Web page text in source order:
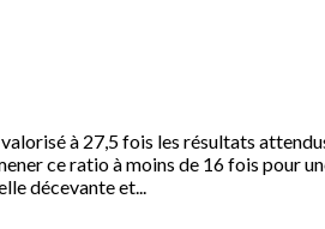
à 27,5 fois les résultats
ce ratio à moins de 16 fois pour
décevante et...